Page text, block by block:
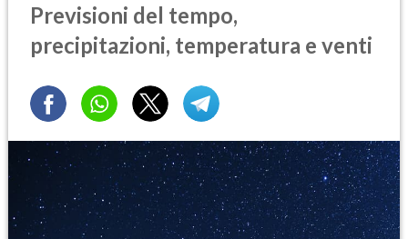
Previsioni del tempo,
precipitazioni, temperatura e venti